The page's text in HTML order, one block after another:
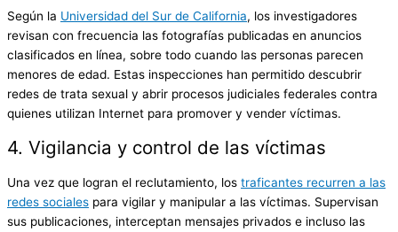
Según la Universidad del Sur de California, los investigadores
revisan con frecuencia las fotografías publicadas en anuncios
clasificados en línea, sobre todo cuando las personas parecen
menores de edad. Estas inspecciones han permitido descubrir
redes de trata sexual y abrir procesos judiciales federales contra
quienes utilizan Internet para promover y vender víctimas.
4. Vigilancia y control de las víctimas
Una vez que logran el reclutamiento, los traficantes recurren a las
redes sociales para vigilar y manipular a las víctimas. Supervisan
sus publicaciones, interceptan mensajes privados e incluso las